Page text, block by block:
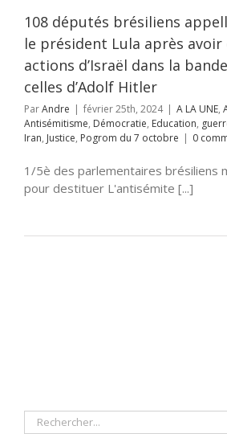
guerre juridique
du 7 octobre
108 députés brésiliens
le président Lula après avoir
actions d’Israël dans la
celles d’Adolf Hitler
ParAndre | février 25th, 2024 | A LA UNE,
Antisémitisme, Démocratie, Education,
Iran, Justice, Pogrom du 7 octobre | 0
1/5è des parlementaires brésiliens
pour destituer L'antisémite [...]
Rechercher: